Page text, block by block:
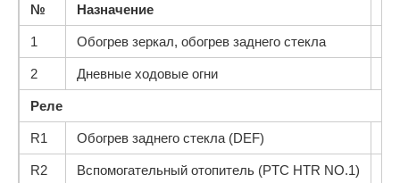
№ Назначение
1 Обогрев зеркал, обогрев заднего стекла
2 Дневные ходовые огни
Реле
R1 Обогрев заднего стекла (DEF)
R2 Вспомогательный отопитель (PTC HTR NO.1)